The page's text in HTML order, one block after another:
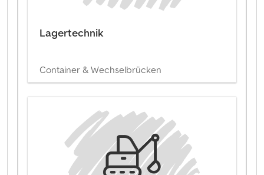
Lagertechnik
Container & Wechselbrücken